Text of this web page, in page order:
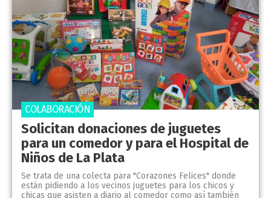
Solicitan donaciones de juguetes
para un comedor y para el Hospital de
Niños de La Plata
Se trata de una colecta para "Corazones Felices" donde
están pidiendo a los vecinos juguetes para los chicos y
chicas que asisten a diario al comedor como así también
COLABORACIÓN